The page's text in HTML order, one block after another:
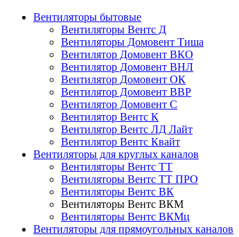
Вентиляторы бытовые
Вентиляторы Вентс Д
Вентиляторы Домовент Тиша
Вентилятор Домовент ВКО
Вентилятор Домовент ВНЛ
Вентилятор Домовент ОК
Вентилятор Домовент ВВР
Вентилятор Домовент С
Вентилятор Вентс К
Вентилятор Вентс ЛД Лайт
Вентилятор Вентс Квайт
Вентиляторы для круглых каналов
Вентиляторы Вентс ТТ
Вентиляторы Вентс ТТ ПРО
Вентиляторы Вентс ВК
Вентиляторы Вентс ВКМ
Вентиляторы Вентс ВКМц
Вентиляторы для прямоугольных каналов